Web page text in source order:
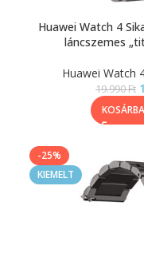
Huawei Watch 4
láncszemes
Huawei Watch
19.990Ft
-25%
KIEMELT